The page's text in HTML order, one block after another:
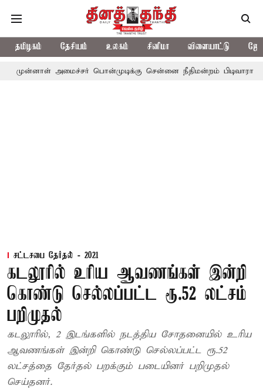
தமிழகம் தேசியம் உலகம் சினிமா விளையாட்டு
அமைச்சர் பொன்முடிக்கு சென்னை நீதிமன்றம் பிடிவாராண்ட்
சட்டசபை தேர்தல் - 2021
கடலூரில் உரிய ஆவணங்கள் இன்றி
கொண்டு செல்லப்பட்ட ரூ.52 லட்சம்
பறிமுதல்
கடலூரில், 2 இடங்களில் நடத்திய சோதனையில் உரிய
ஆவணங்கள் இன்றி கொண்டு செல்லப்பட்ட ரூ.52
லட்சத்தை தேர்தல் பறக்கும் படையினர் பறிமுதல்
செய்தனர்.